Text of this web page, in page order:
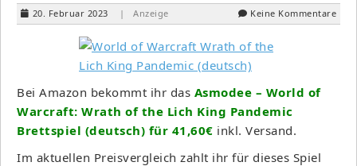
20. Februar 2023 | Anzeige Keine Kommentare
Bei Amazon bekommt ihr das Asmodee – World of
Warcraft: Wrath of the Lich King Pandemic
Brettspiel (deutsch) für 41,60€ inkl. Versand.
Im aktuellen Preisvergleich zahlt ihr für dieses Spiel